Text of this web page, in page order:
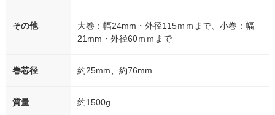
その他
大巻：幅24mm・外径115ｍｍまで、小巻：幅
21mm・外径60ｍｍまで
巻芯径 約25mm、約76mm
質量 約1500g